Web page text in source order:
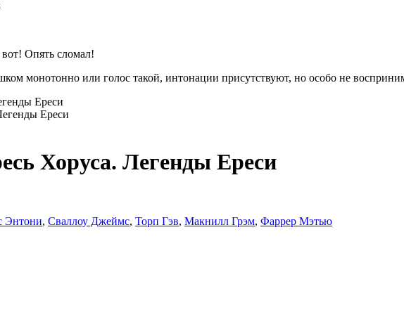
Опять сломал!
монотонно или голос такой, интонации присутствуют, но особо не
Ереси
Хоруса. Легенды Ереси
Энтони, Сваллоу Джеймс, Торп Гэв, Макнилл Грэм, Фаррер Мэтью